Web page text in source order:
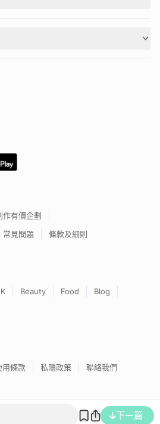
下一篇
作有價企劃
常見問題 條款及細則
Beauty Food
Blog
用條款 私隱政策 聯絡我們